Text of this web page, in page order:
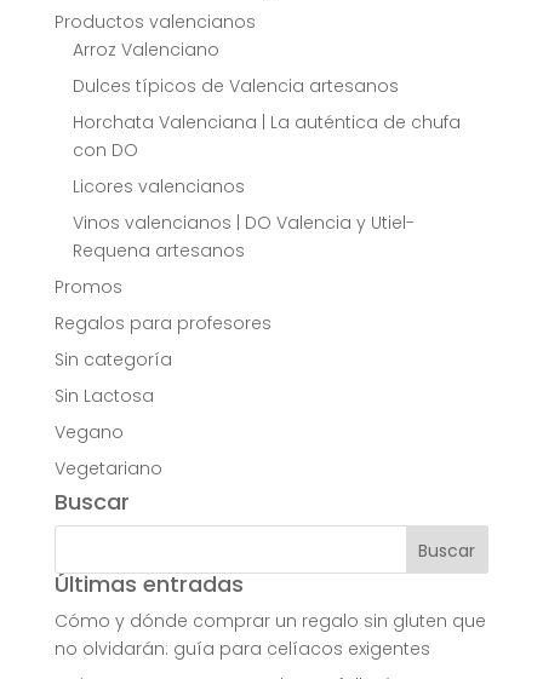
Productos valencianos
Arroz Valenciano
Dulces típicos de Valencia artesanos
Horchata Valenciana | La auténtica de chufa
con DO
Licores valencianos
Vinos valencianos | DO Valencia y Utiel-
Requena artesanos
Promos
Regalos para profesores
Sin categoría
Sin Lactosa
Vegano
Vegetariano
Buscar
Últimas entradas
Cómo y dónde comprar un regalo sin gluten que
no olvidarán: guía para celíacos exigentes